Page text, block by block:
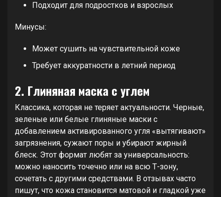
Подходит для подростков и взрослых
Минусы:
Может сушить на чувствительной коже
Требует аккуратности в летний период
2. Глиняная маска с углем
Классика, которая не теряет актуальности. Черные,
зеленые или белые глиняные маски с
добавлением активированного угля «вытягивают»
загрязнения, сужают поры и убирают жирный
блеск. Этот формат любят за универсальность:
можно наносить точечно или на всю Т-зону,
сочетать с другими средствами. В отзывах часто
пишут, что кожа становится матовой и гладкой уже